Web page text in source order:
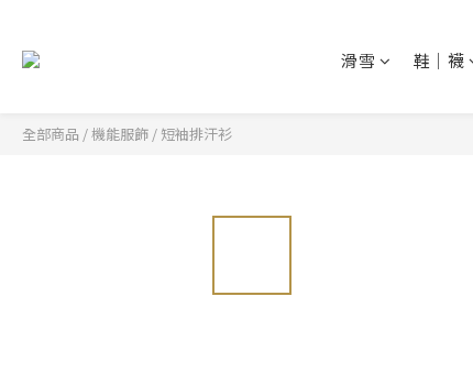
滑雪 鞋│襪
全部商品 /機能服飾 / 短袖排汗衫